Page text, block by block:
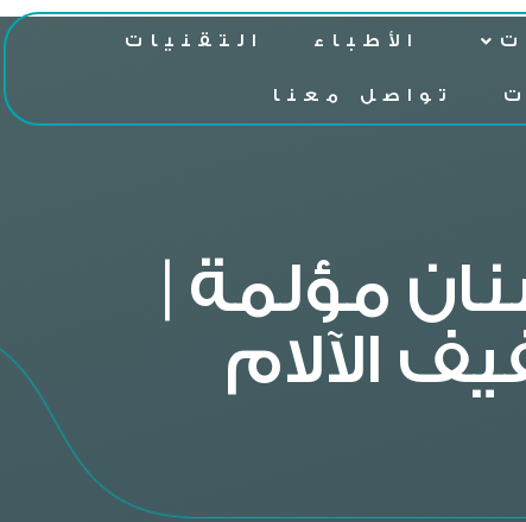
الأطباء التقنيات
تواصل معنا
مؤلمة |
الآلام